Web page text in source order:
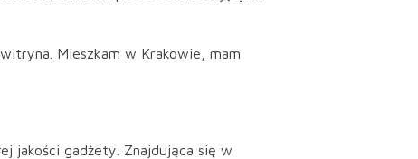
Mieszkam w Krakowie, mam
jakości gadżety. Znajdująca się w